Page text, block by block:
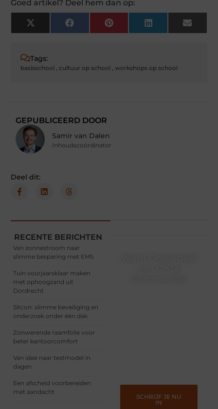
Goed artikel? Deel hem dan op:
X
(Twitter)
Facebook Pinterest LinkedIn Email
Tags:
basisschool ,cultuur op school ,workshops op school
GEPUBLICEERD DOOR
Samir van Dalen
Inhoudscoördinator
Deel dit:
RECENTE BERICHTEN
Van zonnestroom naar
slimme besparing met EMS
Tuin voorjaarsklaar maken
met ophoogzand uit
Dordrecht
Sitcon: slimme beveiliging en
onderzoek onder één dak
Zonwerende raamfolie voor
beter kantoorcomfort
Van idee naar testmodel in
dagen
Een afscheid voorbereiden
met aandacht
SCHRIJF JE NU
IN